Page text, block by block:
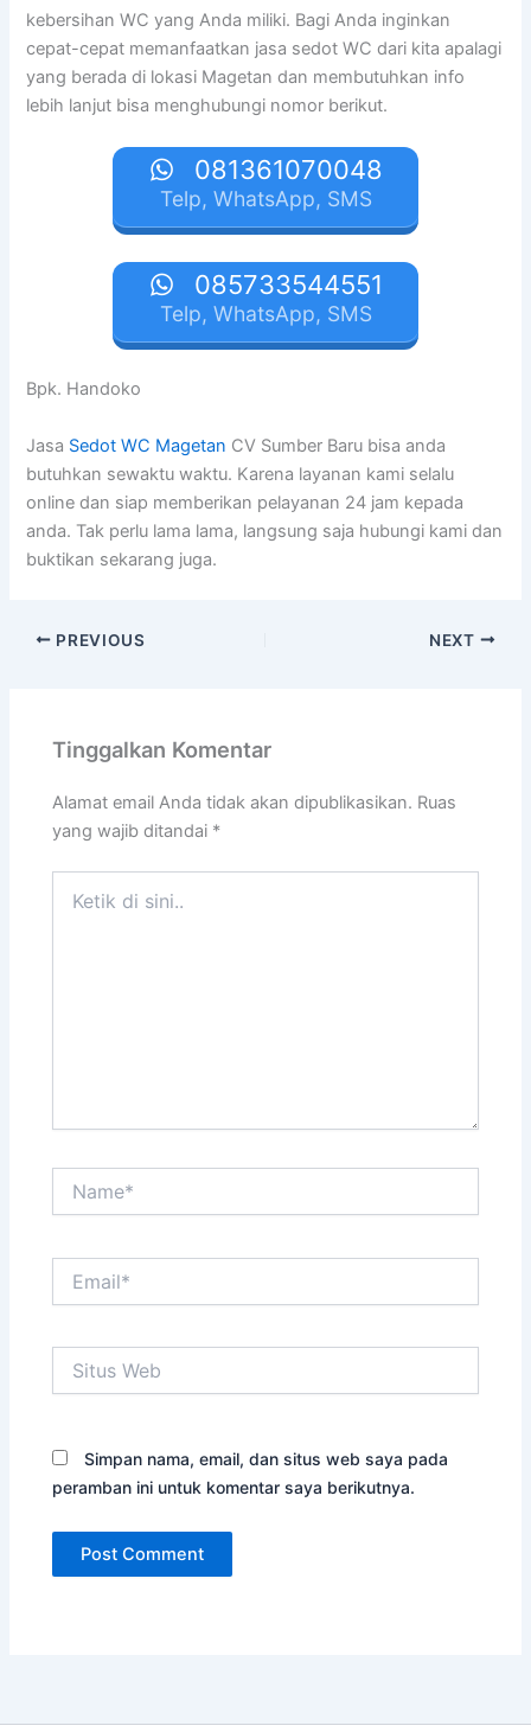
kebersihan WC yang Anda miliki. Bagi Anda inginkan
cepat-cepat memanfaatkan jasa sedot WC dari kita apalagi
yang berada di lokasi Magetan dan membutuhkan info
lebih lanjut bisa menghubungi nomor berikut.
081361070048
Telp, WhatsApp, SMS
085733544551
Telp, WhatsApp, SMS
Bpk. Handoko
Jasa Sedot WC Magetan CV Sumber Baru bisa anda
butuhkan sewaktu waktu. Karena layanan kami selalu
online dan siap memberikan pelayanan 24 jam kepada
anda. Tak perlu lama lama, langsung saja hubungi kami dan
buktikan sekarang juga.
PREVIOUS NEXT
Tinggalkan Komentar
Alamat email Anda tidak akan dipublikasikan. Ruas
yang wajib ditandai *
Web
Simpan nama, email, dan situs web saya pada
peramban ini untuk komentar saya berikutnya.